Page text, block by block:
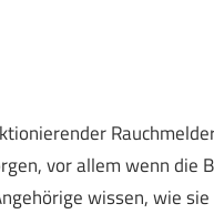
vor allem wenn die
wissen, wie